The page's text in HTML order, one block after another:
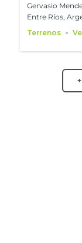
Gervasio
Entre Ríos,
Terrenos